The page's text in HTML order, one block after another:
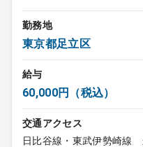
勤務地
東京都足立区
給与
60,000円（税込）
交通アクセス
日比谷線・東武伊勢崎線